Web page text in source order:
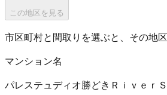
この地区を見る
市区町村と間取りを選ぶと、その地
マンション名
パレステュディオ勝どきＲｉｖｅｒ